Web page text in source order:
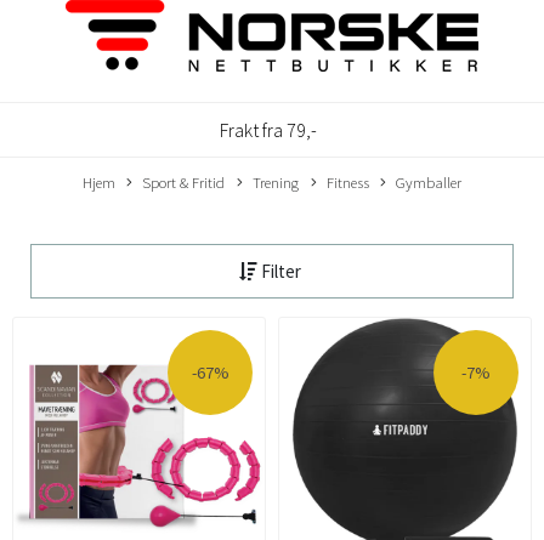
Frakt fra 79,-
Hjem Sport & Fritid Trening Fitness Gymballer
Filter
-67% -7%